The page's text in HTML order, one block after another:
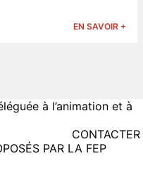
EN SAVOIR +
à l’animation et à
CONTACTER
PAR LA FEP